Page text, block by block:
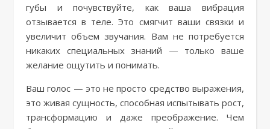
губы и почувствуйте, как ваша вибрация
отзывается в теле. Это смягчит ваши связки и
увеличит объем звучания. Вам не потребуется
никаких специальных знаний — только ваше
желание ощутить и понимать.
Ваш голос — это не просто средство выражения,
это живая сущность, способная испытывать рост,
трансформацию и даже преображение. Чем